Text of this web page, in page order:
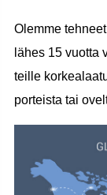
Olemme
lähes 15 vuotta
teille
porteista tai